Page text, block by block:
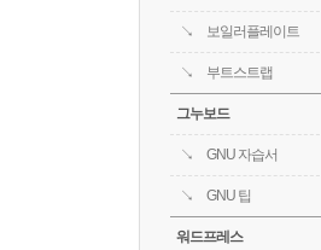
보일러플레이트
부트스트랩
그누보드
GNU 자습서
GNU 팁
워드프레스